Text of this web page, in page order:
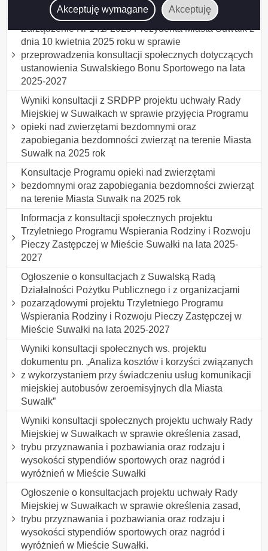
Akceptuję wymagane Akceptuję
Wyniki konsultacji społecznych
Zarządzenie Nr 141/ 2025 Prezydenta Miasta Suwałk z
dnia 10 kwietnia 2025 roku w sprawie
przeprowadzenia konsultacji społecznych dotyczących
ustanowienia Suwalskiego Bonu Sportowego na lata
2025-2027
Wyniki konsultacji z SRDPP projektu uchwały Rady
Miejskiej w Suwałkach w sprawie przyjęcia Programu
opieki nad zwierzętami bezdomnymi oraz
zapobiegania bezdomności zwierząt na terenie Miasta
Suwałk na 2025 rok
Konsultacje Programu opieki nad zwierzętami
bezdomnymi oraz zapobiegania bezdomności zwierząt
na terenie Miasta Suwałk na 2025 rok
Informacja z konsultacji społecznych projektu
Trzyletniego Programu Wspierania Rodziny i Rozwoju
Pieczy Zastępczej w Mieście Suwałki na lata 2025-
2027
Ogłoszenie o konsultacjach z Suwalską Radą
Działalności Pożytku Publicznego i z organizacjami
pozarządowymi projektu Trzyletniego Programu
Wspierania Rodziny i Rozwoju Pieczy Zastępczej w
Mieście Suwałki na lata 2025-2027
Wyniki konsultacji społecznych ws. projektu
dokumentu pn. „Analiza kosztów i korzyści związanych
z wykorzystaniem przy świadczeniu usług komunikacji
miejskiej autobusów zeroemisyjnych dla Miasta
Suwałk”
Wyniki konsultacji społecznych projektu uchwały Rady
Miejskiej w Suwałkach w sprawie określenia zasad,
trybu przyznawania i pozbawiania oraz rodzaju i
wysokości stypendiów sportowych oraz nagród i
wyróżnień w Mieście Suwałki
Ogłoszenie o konsultacjach projektu uchwały Rady
Miejskiej w Suwałkach w sprawie określenia zasad,
trybu przyznawania i pozbawiania oraz rodzaju i
wysokości stypendiów sportowych oraz nagród i
wyróżnień w Mieście Suwałki.